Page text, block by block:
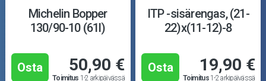
Michelin Bopper
130/90-10 (61l)
Osta 50,90 €
Toimitus 1-2 arkipäivässä
ITP -sisärengas, (21-
22)x(11-12)-8
Osta 19,90 €
Toimitus1-2 arkipäivässä